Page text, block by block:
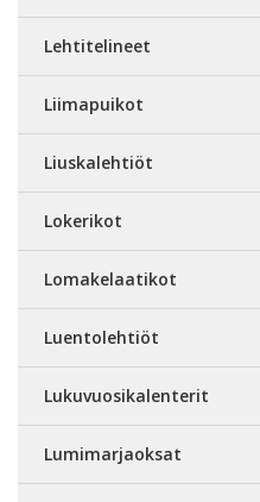
Lehtitelineet
Liimapuikot
Liuskalehtiöt
Lokerikot
Lomakelaatikot
Luentolehtiöt
Lukuvuosikalenterit
Lumimarjaoksat